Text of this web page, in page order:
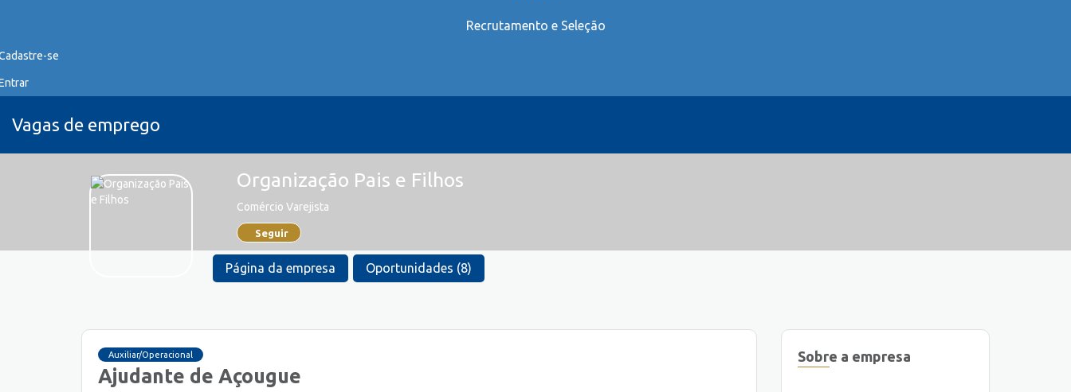
Recrutamento e Seleção
se
Vagas de emprego
Organização Pais e Filhos
Comércio Varejista
Seguir
Página da empresa Oportunidades (8)
Auxiliar/Operacional
Ajudante de Açougue
Sobre a empresa